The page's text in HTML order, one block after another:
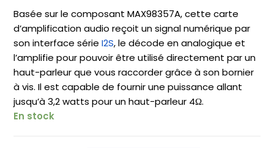
Basée sur le composant MAX98357A, cette carte
d’amplification audio reçoit un signal numérique par
son interface sérieI2S,le décode en analogique et
l’amplifie pour pouvoir être utilisé directement par un
haut-parleur que vous raccorder grâce à son bornier
à vis. Il est capable de fournir une puissance allant
jusqu’à 3,2 watts pour un haut-parleur 4Ω.
En stock